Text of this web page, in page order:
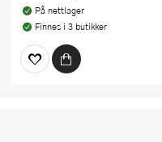
På nettlager
Finnes i 3 butikker